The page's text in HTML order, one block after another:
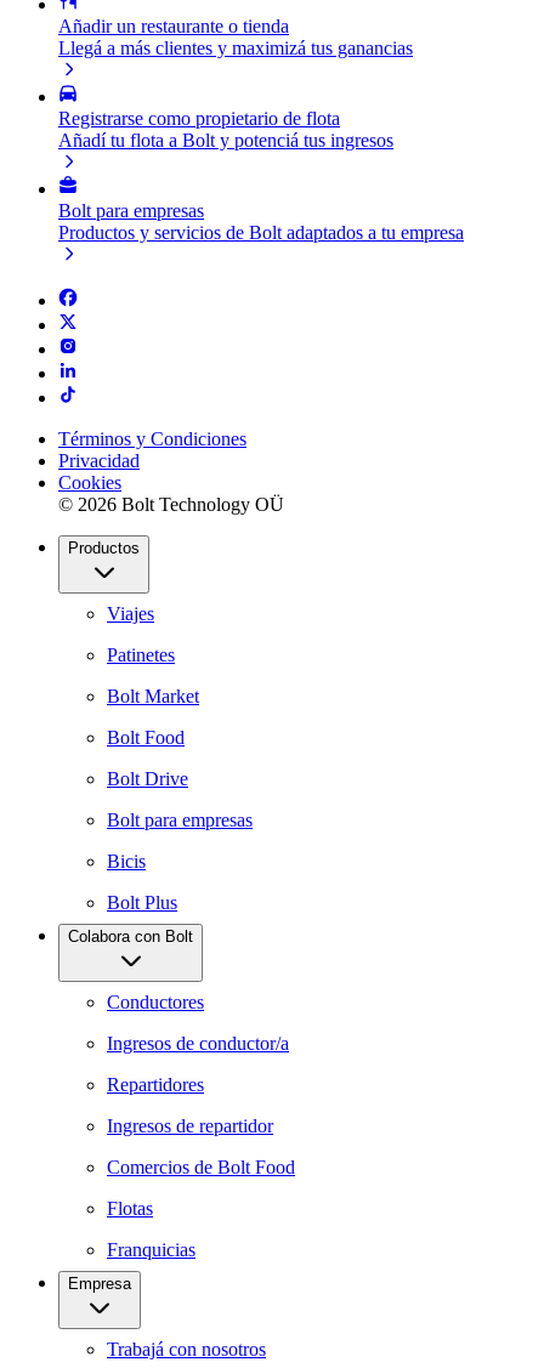
Añadir un restaurante o tienda
Llegá a más clientes y maximizá tus ganancias
Registrarse como propietario de flota
Añadí tu flota a Bolt y potenciá tus ingresos
Bolt para empresas
Productos y servicios de Bolt adaptados a tu empresa
Términos y Condiciones
Privacidad
Cookies
© 2026 Bolt Technology OÜ
Productos
Viajes
Patinetes
Bolt Market
Bolt Food
Bolt Drive
Bolt para empresas
Bicis
Bolt Plus
Colabora con Bolt
Conductores
Ingresos de conductor/a
Repartidores
Ingresos de repartidor
Comercios de Bolt Food
Flotas
Franquicias
Empresa
Trabajá con nosotros